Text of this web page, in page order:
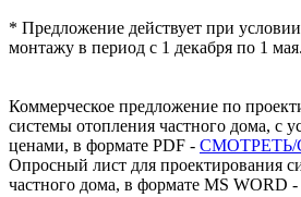
* Предложение действует при
монтажу в период с 1 декабря по 1 мая.
Коммерческое предложение по
системы отопления частного дома, с
ценами, в формате PDF - СМОТРЕТЬ/
Опросный лист для проектирования
частного дома, в формате MS WORD -